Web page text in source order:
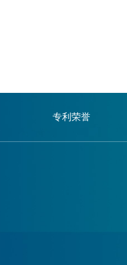
专利荣誉